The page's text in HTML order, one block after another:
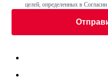
целей, определенных в